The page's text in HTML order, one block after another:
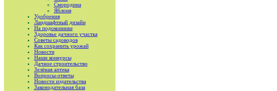
Смородина
Яблоня
Удобрения
Ландшафтный дизайн
На подоконнике
Здоровье дачного участка
Советы садоводов
Как сохранить урожай
Новости
Наши конкурсы
Дачное строительство
Зелёная аптека
Вопросы-ответы
Новости издательства
Законодательная база